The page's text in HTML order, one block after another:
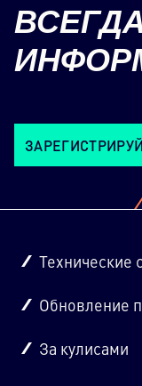
веб-
помощью
контент
Технические
Обновление
За кулисами